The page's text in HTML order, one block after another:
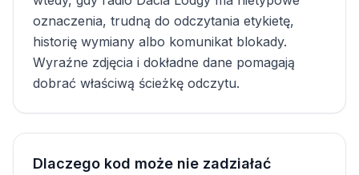
oznaczenia, trudną do odczytania etykietę,
historię wymiany albo komunikat blokady.
Wyraźne zdjęcia i dokładne dane pomagają
dobrać właściwą ścieżkę odczytu.
Dlaczego kod może nie zadziałać